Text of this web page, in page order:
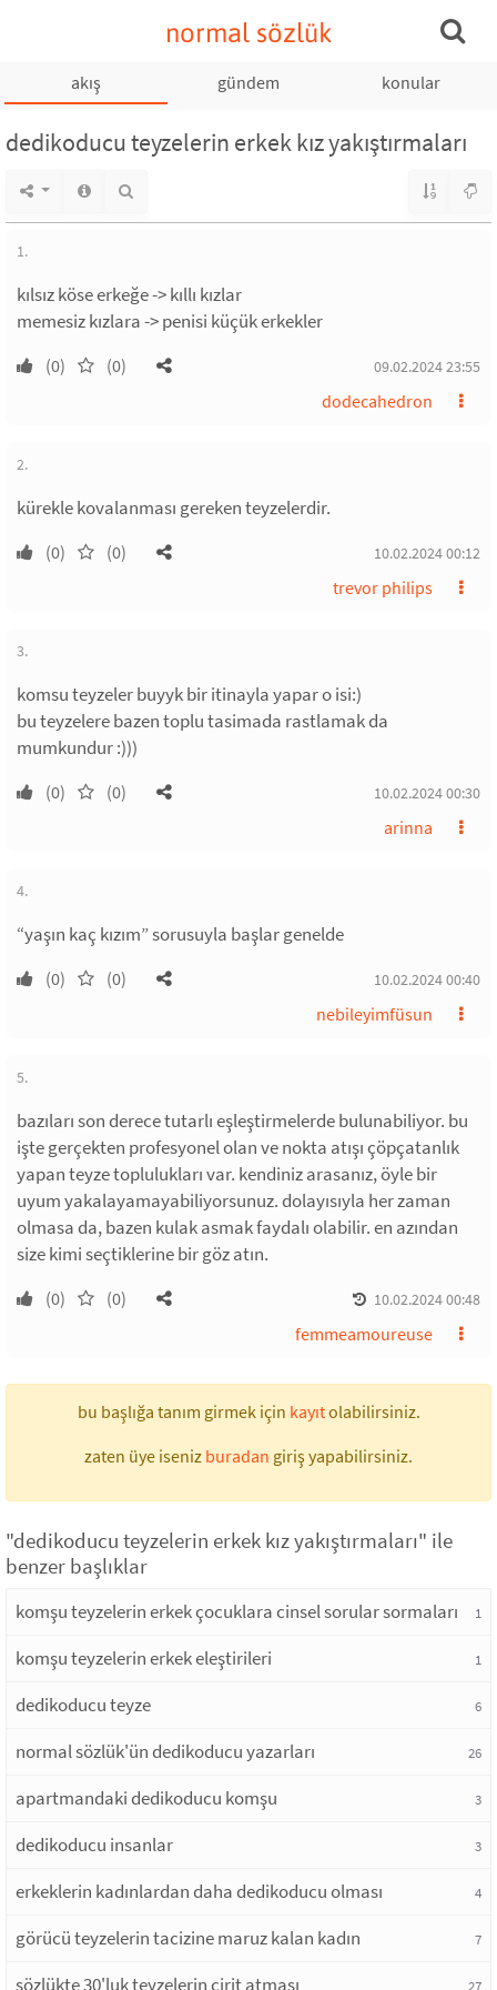
normal sözlük
akış gündem konular
dedikoducu teyzelerin erkek kız yakıştırmaları
1.
kılsız köse erkeğe -> kıllı kızlar
memesiz kızlara -> penisi küçük erkekler
(0) (0) 09.02.2024 23:55
dodecahedron
2.
kürekle kovalanması gereken teyzelerdir.
(0) (0) 10.02.2024 00:12
trevor philips
3.
komsu teyzeler buyyk bir itinayla yapar o isi:)
bu teyzelere bazen toplu tasimada rastlamak da
mumkundur :)))
(0) (0) 10.02.2024 00:30
arinna
4.
“yaşın kaç kızım” sorusuyla başlar genelde
(0) (0) 10.02.2024 00:40
nebileyimfüsun
5.
bazıları son derece tutarlı eşleştirmelerde bulunabiliyor. bu
işte gerçekten profesyonel olan ve nokta atışı çöpçatanlık
yapan teyze toplulukları var. kendiniz arasanız, öyle bir
uyum yakalayamayabiliyorsunuz. dolayısıyla her zaman
olmasa da, bazen kulak asmak faydalı olabilir. en azından
size kimi seçtiklerine bir göz atın.
(0) (0) 10.02.2024 00:48
femmeamoureuse
bu başlığa tanım girmek için kayıtolabilirsiniz.
zaten üye iseniz buradan giriş yapabilirsiniz.
"dedikoducu teyzelerin erkek kız yakıştırmaları" ile
benzer başlıklar
komşu teyzelerin erkek çocuklara cinsel sorular sormaları 1
komşu teyzelerin erkek eleştirileri 1
dedikoducu teyze 6
normal sözlük'ün dedikoducu yazarları 26
apartmandaki dedikoducu komşu 3
dedikoducu insanlar 3
erkeklerin kadınlardan daha dedikoducu olması 4
görücü teyzelerin tacizine maruz kalan kadın 7
sözlükte 30'luk teyzelerin cirit atması 27